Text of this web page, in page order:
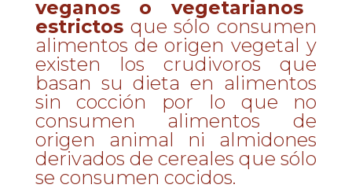
veganos o vegetarianos
estrictosque sólo consumen
alimentos de origen vegetal y
existen los crudivoros que
basan su dieta en alimentos
sin cocción por lo que no
consumen alimentos de
origen animal ni almidones
derivados de cereales que sólo
se consumen cocidos.